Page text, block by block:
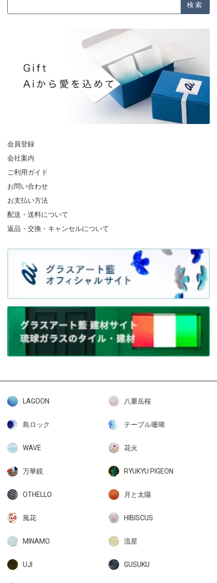
検索
会員登録
会社案内
ご利用ガイド
お問い合わせ
お支払い方法
配送・送料について
返品・交換・キャンセルについて
LAGOON 八重岳桜
島ロック テーブル珊瑚
WAVE 花火
万華鏡 RYUKYU PIGEON
OTHELLO 月と太陽
風花 HIBISCUS
MINAMO 流星
UJI GUSUKU